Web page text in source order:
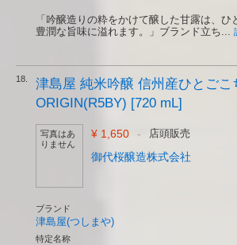
「吟醸造りの粋をかけて醸した甘露は、ひ
豊潤な旨味に溢れます。」ブランド立ち...
18.
津島屋 純米吟醸 信州産ひとごこ
ORIGIN(R5BY) [720 mL]
写真はあ
りません
¥ 1,650 - 店頭販売
御代桜醸造株式会社
ブランド
津島屋(つしまや)
特定名称